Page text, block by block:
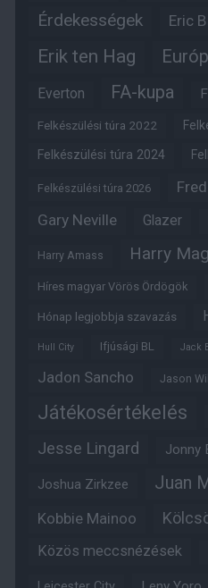
Érdekességek Eric
Erik ten Hag
Everton FA-kupa
Felkészülési túra 2022
Felkészülési túra 2024
Felkészülési túra 2026 Fred
Gary Neville Glazer
Harry Amass Harry
Híres magyar Vörös Ördögök
Hónap legjobbja szavazás
Hull City Ifjúsági BL Jack
Jadon Sancho Jason
Játékosértékelés
Jesse Lingard Jonny
Joshua Zirkzee Juan
Kobbie Mainoo
Közös meccsnézések